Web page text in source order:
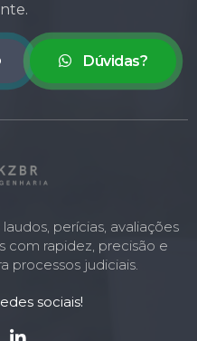
Dúvidas?
perícias, avaliações
com rapidez, precisão e
processos judiciais.
sociais!